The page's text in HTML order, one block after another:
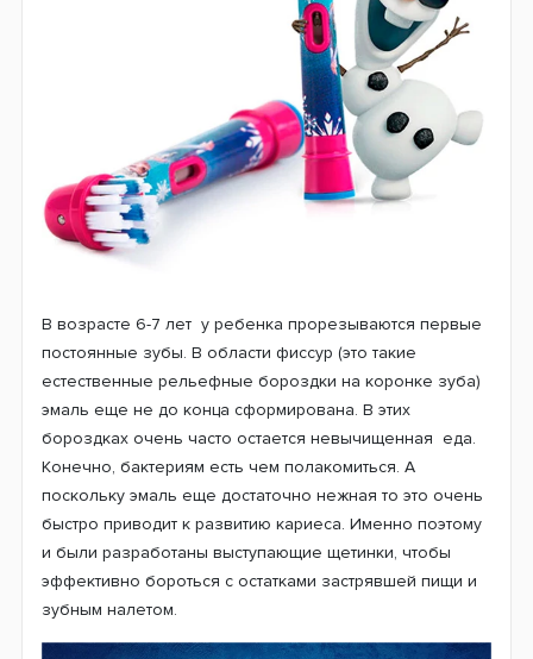
Насадка Oral-B Stages Power «Олаф»
детская (1 шт.)
Oral-B Stages Power «Олаф»
это
отдельная тема. Они очень сильно отличаются от
насадок для взрослых и созданы по специальным
технологиям. Маленький размер головки насадки
служит для того, чтобы максимально охватить каждый
зубчик в отдельности и бережно его очистить.Ну и,
большинство деток обожают Диснеевских
персонажей. Поэтому компания Braun Oral-B делает
все возможное, чтобы наши дети как можно дольше
не расставались со своими любимыми героями. И
чтобы это превращало повседневную чистку зубов не
в принудительное занятие, а интересную игру для